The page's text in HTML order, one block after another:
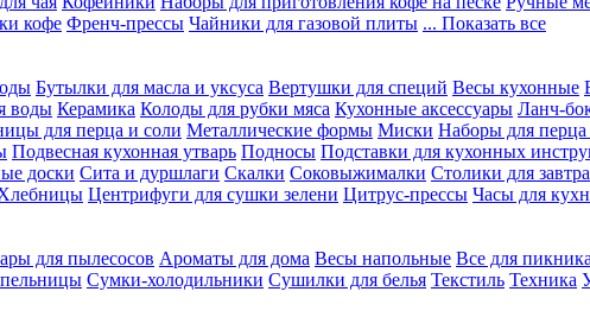
кофе Френч-прессы Чайники для газовой плиты ... Показать все
Бутылки для масла и уксуса Вертушки для специй Весы кухонные
воды Керамика Колоды для рубки мяса Кухонные аксессуары Ланч-
для перца и соли Металлические формы Миски Наборы для перца
Подвесная кухонная утварь Подносы Подставки для кухонных
доски Сита и дуршлаги Скалки Соковыжималки Столики для
Центрифуги для сушки зелени Цитрус-прессы Часы для
для пылесосов Ароматы для дома Весы напольные Все для
Сумки-холодильники Сушилки для белья Текстиль Техника